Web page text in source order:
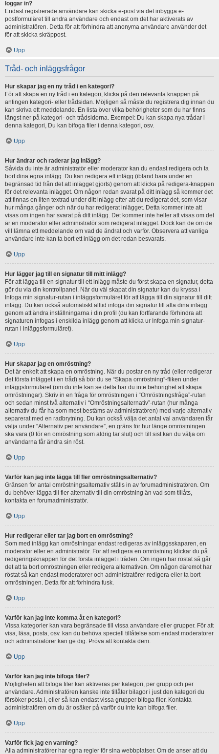
loggar in?
Endast registrerade användare kan skicka e-post via det inbygga e-
postformuläret till andra användare och endast om det har aktiverats av
administratören. Detta för att förhindra att anonyma användare använder det
för att skicka skräppost.
Upp
Tråd- och inläggsfrågor
Hur skapar jag en ny tråd i en kategori?
För att skapa en ny tråd i en kategori, klicka på den relevanta knappen på
antingen kategori- eller trådsidan. Möjligen så måste du registrera dig innan du
kan skriva ett meddelande. En lista över vilka behörigheter som du har finns
längst ner på kategori- och trådsidorna. Exempel: Du kan skapa nya trådar i
denna kategori, Du kan bifoga filer i denna kategori, osv.
Upp
Hur ändrar och raderar jag inlägg?
Såvida du inte är administratör eller moderator kan du endast redigera och ta
bort dina egna inlägg. Du kan redigera ett inlägg (ibland bara under en
begränsad tid från det att inlägget gjorts) genom att klicka på redigera-knappen
för det relevanta inlägget. Om någon redan svarat på ditt inlägg så kommer det
att finnas en liten textrad under ditt inlägg efter att du redigerat det, som visar
hur många gånger och när du har redigerat inlägget. Detta kommer inte att
visas om ingen har svarat på ditt inlägg. Det kommer inte heller att visas om det
är en moderator eller administratör som redigerat inlägget. Dock kan de om de
vill lämna ett meddelande om vad de ändrat och varför. Observera att vanliga
användare inte kan ta bort ett inlägg om det redan besvarats.
Upp
Hur lägger jag till en signatur till mitt inlägg?
För att lägga till en signatur till ett inlägg måste du först skapa en signatur, detta
gör du via din kontrollpanel. När du väl skapat din signatur kan du kryssa i
Infoga min signatur-rutan i inläggsformuläret för att lägga till din signatur till ditt
inlägg. Du kan också automatiskt alltid infoga din signatur till alla dina inlägg
genom att ändra inställningarna i din profil (du kan fortfarande förhindra att
signaturen infogas i enskilda inlägg genom att klicka ur Infoga min signatur-
rutan i inläggsformuläret).
Upp
Hur skapar jag en omröstning?
Det är enkelt att skapa en omröstning. När du postar en ny tråd (eller redigerar
det första inlägget i en tråd) så bör du se “Skapa omröstning”-fliken under
inläggsformuläret (om du inte kan se detta har du inte behörighet att skapa
omröstningar). Skriv in en fråga för omröstningen i “Omröstningsfråga”-rutan
och sedan minst två alternativ i “Omröstningsalternativ”-rutan (hur många
alternativ du får ha som mest bestäms av administratören) med varje alternativ
separerat med en radbrytning. Du kan också välja det antal val användaren får
välja under “Alternativ per användare”, en gräns för hur länge omröstningen
ska vara (0 för en omröstning som aldrig tar slut) och till sist kan du välja om
användarna får ändra sin röst.
Upp
Varför kan jag inte lägga till fler omröstningsalternativ?
Gränsen för antal omröstningsalternativ ställs in av forumadministratören. Om
du behöver lägga till fler alternativ till din omröstning än vad som tillåts,
kontakta en forumadministratör.
Upp
Hur redigerar eller tar jag bort en omröstning?
Som med inlägg kan omröstningar endast redigeras av inläggsskaparen, en
moderator eller en administratör. För att redigera en omröstning klickar du på
redigeringsknappen för det första inlägget i tråden. Om ingen har röstat så går
det att ta bort omröstningen eller redigera alternativen. Om någon däremot har
röstat så kan endast moderatorer och administratörer redigera eller ta bort
omröstningen. Detta för att förhindra fusk.
Upp
Varför kan jag inte komma åt en kategori?
Vissa kategorier kan vara begränsade till vissa användare eller grupper. För att
visa, läsa, posta, osv. kan du behöva speciell tillåtelse som endast moderatorer
och administratörer kan ge dig. Pröva att kontakta dem.
Upp
Varför kan jag inte bifoga filer?
Möjligheten att bifoga filer kan aktiveras per kategori, per grupp och per
användare. Administratören kanske inte tillåter bilagor i just den kategori du
försöker posta i, eller så kan endast vissa grupper bifoga filer. Kontakta
administratören om du är osäker på varför du inte kan bifoga filer.
Upp
Varför fick jag en varning?
Alla administratörer har egna regler för sina webbplatser. Om de anser att du